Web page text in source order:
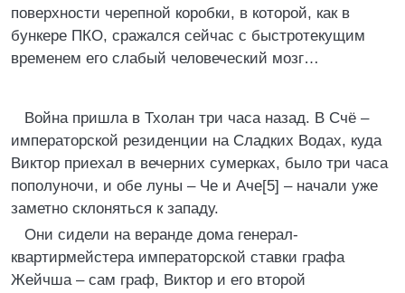
поверхности черепной коробки, в которой, как в
бункере ПКО, сражался сейчас с быстротекущим
временем его слабый человеческий мозг…
Война пришла в Тхолан три часа назад. В Счё –
императорской резиденции на Сладких Водах, куда
Виктор приехал в вечерних сумерках, было три часа
пополуночи, и обе луны – Че и Аче[5] – начали уже
заметно склоняться к западу.
Они сидели на веранде дома генерал-
квартирмейстера императорской ставки графа
Жейчша – сам граф, Виктор и его второй